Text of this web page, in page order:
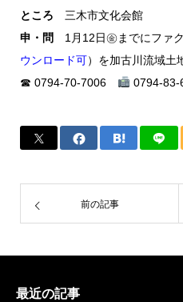
ところ 三木市文化会館
申・問
1月12日㊎までにファ
ウンロード可）を加古川流域土
☎ 0794-70-7006
0794-83-
前の記事
最近の記事